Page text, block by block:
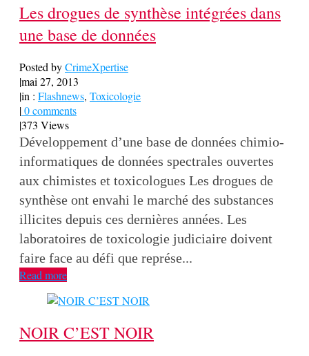
Les drogues de synthèse intégrées dans
une base de données
Posted byCrimeXpertise
|mai 27, 2013
|in : Flashnews, Toxicologie
|0 comments
|373 Views
Développement d’une base de données chimio-
informatiques de données spectrales ouvertes
aux chimistes et toxicologues Les drogues de
synthèse ont envahi le marché des substances
illicites depuis ces dernières années. Les
laboratoires de toxicologie judiciaire doivent
faire face au défi que représe...
Read more
NOIR C’EST NOIR